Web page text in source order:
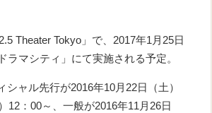
Theater Tokyo」で、2017年1月25日
ラマシティ」にて実施される予定。
ャル先行が2016年10月22日（土）
12：00～、一般が2016年11月26日